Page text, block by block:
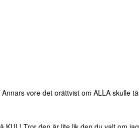
vore det orättvist om ALLA skulle